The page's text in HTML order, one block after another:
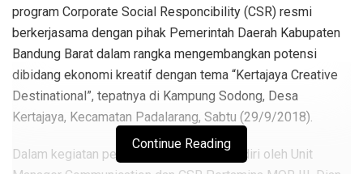
program Corporate Social Responcibility (CSR) resmi
berkerjasama dengan pihak Pemerintah Daerah Kabupaten
Bandung Barat dalam rangka mengembangkan potensi
dibidang ekonomi kreatif dengan tema “Kertajaya Creative
Destinational”, tepatnya di Kampung Sodong, Desa
Kertajaya, Kecamatan Padalarang, Sabtu (29/9/2018).
Dalam kegiatan peresmian tersebut, dihadiri oleh Unit
Continue Reading